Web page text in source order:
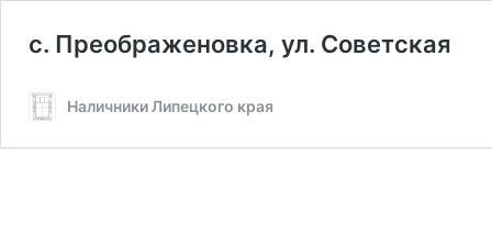
с. Преображеновка, ул. Советская
Наличники Липецкого края